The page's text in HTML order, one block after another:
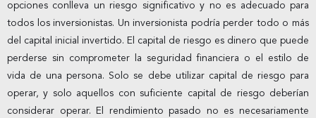
opciones conlleva un riesgo significativo y no es adecuado para
todos los inversionistas. Un inversionista podría perder todo o más
del capital inicial invertido. El capital de riesgo es dinero que puede
perderse sin comprometer la seguridad financiera o el estilo de
vida de una persona. Solo se debe utilizar capital de riesgo para
operar, y solo aquellos con suficiente capital de riesgo deberían
considerar operar. El rendimiento pasado no es necesariamente